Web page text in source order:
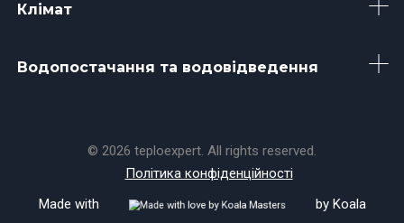
Клімат
Водопостачання та водовідведення
© 2026 teploexpert. All rights reserved.
Політика конфіденційності
Made with
by Koala